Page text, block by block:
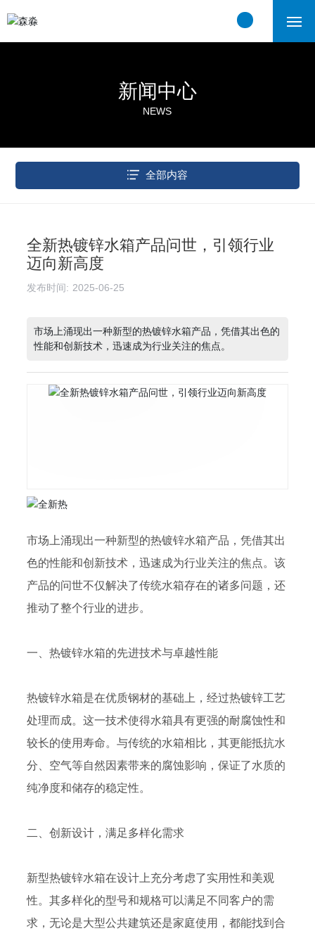
联系我们
新闻中心
NEWS
全部内容
全新热镀锌水箱产品问世，引领行业
迈向新高度
发布时间: 2025-06-25
市场上涌现出一种新型的热镀锌水箱产品，凭借其出色的
性能和创新技术，迅速成为行业关注的焦点。
市场上涌现出一种新型的热镀锌水箱产品，凭借其出
色的性能和创新技术，迅速成为行业关注的焦点。该
产品的问世不仅解决了传统水箱存在的诸多问题，还
推动了整个行业的进步。
一、热镀锌水箱的先进技术与卓越性能
热镀锌水箱是在优质钢材的基础上，经过热镀锌工艺
处理而成。这一技术使得水箱具有更强的耐腐蚀性和
较长的使用寿命。与传统的水箱相比，其更能抵抗水
分、空气等自然因素带来的腐蚀影响，保证了水质的
纯净度和储存的稳定性。
二、创新设计，满足多样化需求
新型热镀锌水箱在设计上充分考虑了实用性和美观
性。其多样化的型号和规格可以满足不同客户的需
求，无论是大型公共建筑还是家庭使用，都能找到合